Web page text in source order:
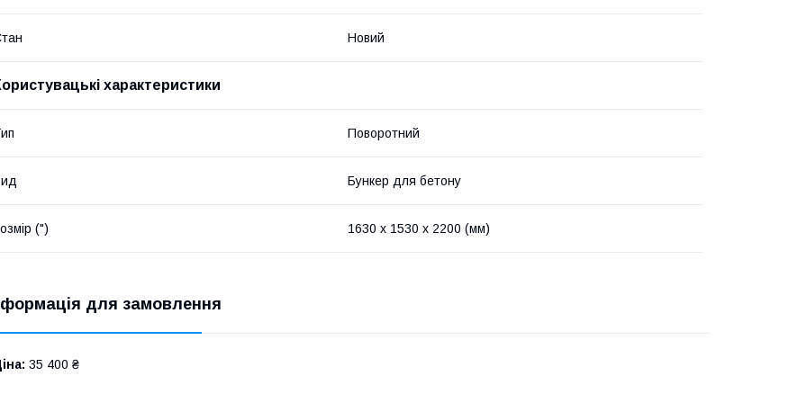
Новий
характеристики
Поворотний
Бункер для бетону
(") 1630 х 1530 х 2200 (мм)
для замовлення
35 400 ₴